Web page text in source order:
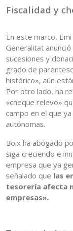
Fiscalidad y
En este marco,
Generalitat
sucesiones y
grado de
histórico», aún
Por otro lado, ha
«cheque relevo»
campo en el que
autónomas.
Boix ha abogado
siga creciendo e
empresa que ya
señalado que las
tesorería afecta
empresas».